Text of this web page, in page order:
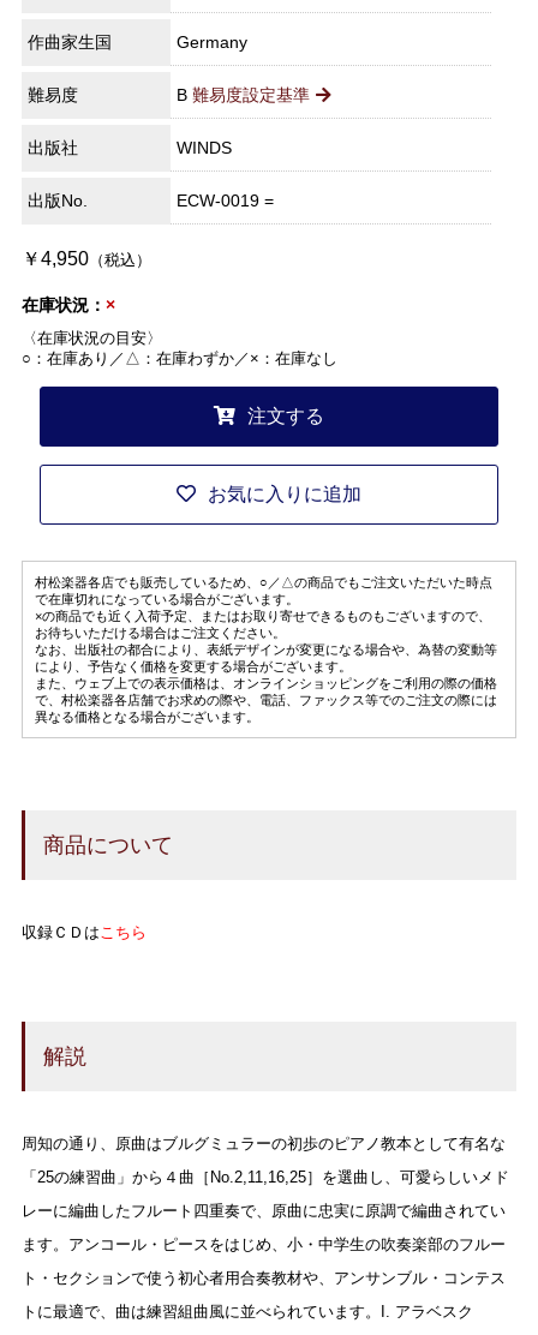
作曲家生国 Germany
難易度 B 難易度設定基準
出版社 WINDS
出版No. ECW-0019 =
￥4,950（税込）
在庫状況： ×
〈在庫状況の目安〉
○：在庫あり／△：在庫わずか／×：在庫なし
注文する
お気に入りに追加
村松楽器各店でも販売しているため、○／△の商品でもご注文いただいた時点
で在庫切れになっている場合がございます。
×の商品でも近く入荷予定、またはお取り寄せできるものもございますので、
お待ちいただける場合はご注文ください。
なお、出版社の都合により、表紙デザインが変更になる場合や、為替の変動等
により、予告なく価格を変更する場合がございます。
また、ウェブ上での表示価格は、オンラインショッピングをご利用の際の価格
で、村松楽器各店舗でお求めの際や、電話、ファックス等でのご注文の際には
異なる価格となる場合がございます。
商品について
収録ＣＤはこちら
解説
周知の通り、原曲はブルグミュラーの初歩のピアノ教本として有名な
「25の練習曲」から４曲［No.2,11,16,25］を選曲し、可愛らしいメド
レーに編曲したフルート四重奏で、原曲に忠実に原調で編曲されてい
ます。アンコール・ピースをはじめ、小・中学生の吹奏楽部のフルー
ト・セクションで使う初心者用合奏教材や、アンサンブル・コンテス
トに最適で、曲は練習組曲風に並べられています。I. アラベスク